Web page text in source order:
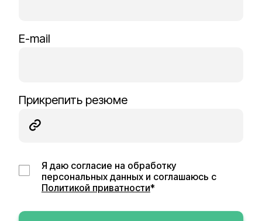
E-mail
Прикрепить резюме
Я даю согласие на обработку
персональных данных и соглашаюсь с
Политикой приватности*